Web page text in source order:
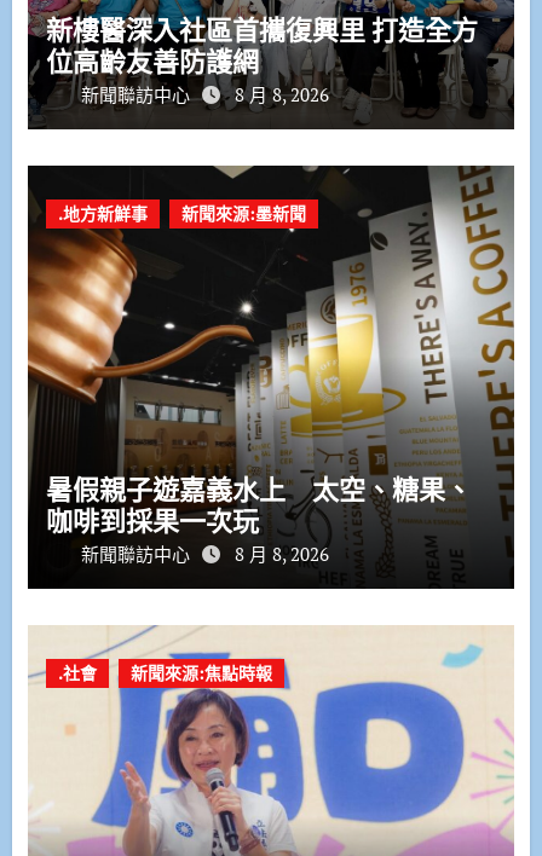
新樓醫深入社區首攜復興里 打造全方
位高齡友善防護網
新聞聯訪中心 8 月 8, 2026
.地方新鮮事 新聞來源:墨新聞
暑假親子遊嘉義水上 太空、糖果、
咖啡到採果一次玩
新聞聯訪中心 8 月 8, 2026
.社會 新聞來源:焦點時報